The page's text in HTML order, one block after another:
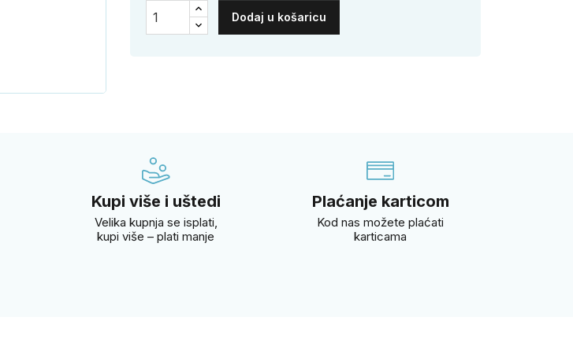
Dodaj u košaricu
Kupi više i uštedi
Velika kupnja se isplati,
kupi više – plati manje
Plaćanje karticom
Kod nas možete plaćati
karticama